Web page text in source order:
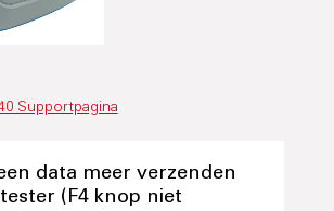
Supportpagina
data meer verzenden
(F4 knop niet